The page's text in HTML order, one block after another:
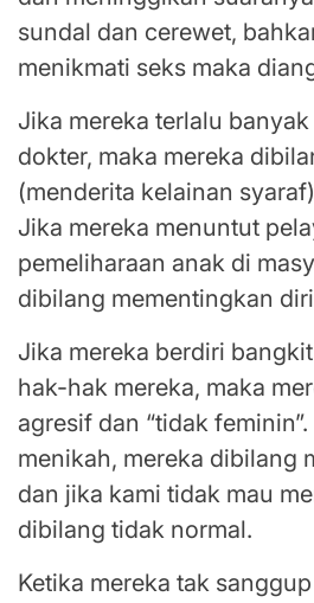
sundal dan cerewet,
menikmati seks maka
Jika mereka terlalu
dokter, maka mereka
(menderita kelainan
Jika mereka menuntut
pemeliharaan anak di
dibilang mementingkan
Jika mereka berdiri
hak-hak mereka, maka
agresif dan “tidak
menikah, mereka dibilang
dan jika kami tidak mau
dibilang tidak normal.
Ketika mereka tak